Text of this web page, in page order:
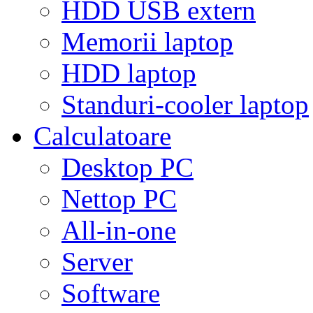
HDD USB extern
Memorii laptop
HDD laptop
Standuri-cooler laptop
Calculatoare
Desktop PC
Nettop PC
All-in-one
Server
Software